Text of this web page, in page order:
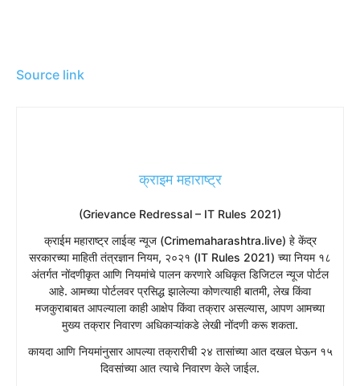
Source link
क्राइम महाराष्ट्र
(Grievance Redressal – IT Rules 2021)
​क्राईम महाराष्ट्र लाईव्ह न्यूज (Crimemaharashtra.live) हे केंद्र
सरकारच्या माहिती तंत्रज्ञान नियम, २०२१ (IT Rules 2021) च्या नियम १८
अंतर्गत नोंदणीकृत आणि नियमांचे पालन करणारे अधिकृत डिजिटल न्यूज पोर्टल
आहे. आमच्या पोर्टलवर प्रसिद्ध झालेल्या कोणत्याही बातमी, लेख किंवा
मजकुराबाबत आपल्याला काही आक्षेप किंवा तक्रार असल्यास, आपण आमच्या
मुख्य तक्रार निवारण अधिकाऱ्यांकडे लेखी नोंदणी करू शकता.
​कायदा आणि नियमांनुसार आपल्या तक्रारीची २४ तासांच्या आत दखल घेऊन १५
दिवसांच्या आत त्याचे निवारण केले जाईल.